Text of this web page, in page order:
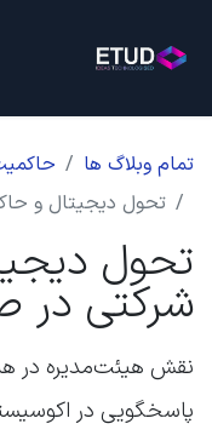
تمام وبلاگ ها
تحول دیجیتال و
تحول
شرکتی
نقش هیئت‌مدیره در
پاسخگویی در